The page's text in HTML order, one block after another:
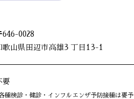
646-0028
歌山県田辺市高雄3 丁目13-1
要
種検診・健診・インフルエンザ予防接種は要予